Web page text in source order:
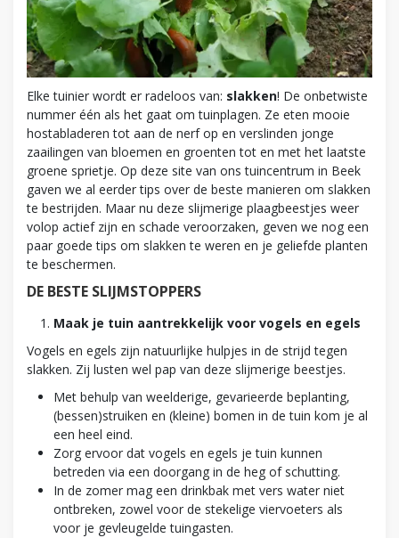
Elke tuinier wordt er radeloos van: slakken! De onbetwiste
nummer één als het gaat om tuinplagen. Ze eten mooie
hostabladeren tot aan de nerf op en verslinden jonge
zaailingen van bloemen en groenten tot en met het laatste
groene sprietje. Op deze site van ons tuincentrum in Beek
gaven we al eerder tips over de beste manieren om slakken
te bestrijden. Maar nu deze slijmerige plaagbeestjes weer
volop actief zijn en schade veroorzaken, geven we nog een
paar goede tips om slakken te weren en je geliefde planten
te beschermen.
DE BESTE SLIJMSTOPPERS
Maak je tuin aantrekkelijk voor vogels en egels
Vogels en egels zijn natuurlijke hulpjes in de strijd tegen
slakken. Zij lusten wel pap van deze slijmerige beestjes.
Met behulp van weelderige, gevarieerde beplanting,
(bessen)struiken en (kleine) bomen in de tuin kom je al
een heel eind.
Zorg ervoor dat vogels en egels je tuin kunnen
betreden via een doorgang in de heg of schutting.
In de zomer mag een drinkbak met vers water niet
ontbreken, zowel voor de stekelige viervoeters als
voor je gevleugelde tuingasten.